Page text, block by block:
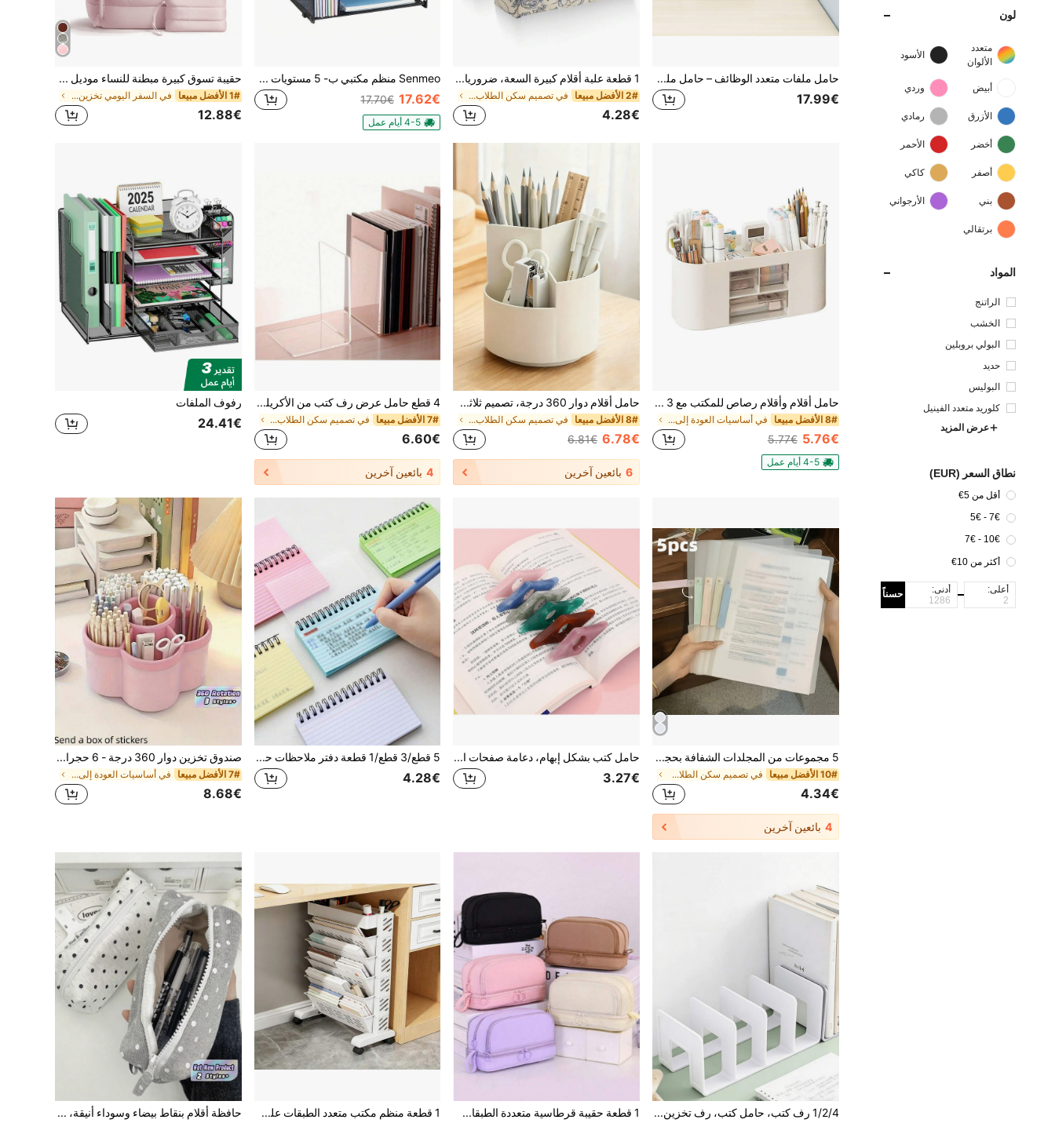
لون
متعدد
الألوان
الأسود
أبيض وردي
الأزرق رمادي
أخضر الأحمر
أصفر كاكي
بني الأرجواني
برتقالي
المواد
الراتنج
الخشب
البولي بروبلين
حديد
البوليس
كلوريد متعدد الفينيل
عرض المزيد
نطاق السعر (EUR)
أقل من 5€
7€ - 5€
10€ - 7€
أكثر من 10€
أعلى: أدنى: حسناً
حامل ملفات متعدد الوظائف – حامل ملفات للمكتب – يمكن وضعه أفقيًا أو عموديًا – لوح مركب من البولي فينيل كلوريد والخشب والبلاستيك – لوح ألياف عالي الكثافة – مقاوم للحريق – تصميم تخزين متعدد الطبقات – أبيض – 40 * 31 * 25 سم
17.99€
1 قطعة علبة أقلام كبيرة السعة، ضروريات السكن، هدية عيد ميلاد وعطلات للنساء، منظم قرطاسية للمعلمين، منظم لوازم المكتب، حامل أقلام لا يبهت، ملحقات منظم المكتب، لوازم الفصل المدرسي، قرطاسية مكتبية جميلة
2# الأفضل مبيعا في تصميم سكن الطلاب تخزين المكتب المنزلي
4.28€
Senmeo منظم مكتبي ب- 5 مستويات وأقسام عمودية للوصول السهل - مع مقبض للحمل، نظام تقسيم، طلاء مقاوم للصدأ وعالي الحرارة، وبناء متين - مثالي للمكتب والمنزل والمدرسة كملحقات قرطاسية
17.62€
17.70€
4-5 أيام عمل
حقيبة تسوق كبيرة مبطنة للنساء موديل 2026 - تصميم متعدد الأقسام مع حامل كوب وجيب للكمبيوتر المحمول، مناسبة للتنقل والرحلات القصيرة والخروجات نهاية الأسبوع، ضرورية للسفر في الربيع، حقيبة عمل لعيد الحب، حقيبة تنقل، حقيبة سفر عصرية نهاية الأسبوع، هدية للمرأة
1# الأفضل مبيعا في السفر اليومي تخزين المكتب المنزلي
12.88€
حامل أقلام وأقلام رصاص للمكتب مع 3 أدراج، صناديق تخزين متعددة الوظائف، صناديق تخزين سطح المكتب، صناديق تخزين مستحضرات التجميل
8# الأفضل مبيعا في أساسيات العودة إلى المدرسة تخزين المكتب المنزلي
5.76€
5.77€
4-5 أيام عمل
حامل أقلام دوار 360 درجة، تصميم ثلاثي الأقسام، علبة أقلام دوارة كبيرة السعة لتنظيم المكتب، مناسبة للمكتب والمدرسة ومستلزمات الفن
8# الأفضل مبيعا في تصميم سكن الطلاب تخزين المكتب المنزلي
6.78€
6.81€
6 بائعين آخرين
4 قطع حامل عرض رف كتب من الأكريليك الشفاف، منظم تخزين شفاف، مناسب للمكتب والمنزل ومتجر التجزئة وغرفة النوم، رف تخزين كتب الكوميكس والأقراص المدمجة والمجلات، العودة إلى المدرسة
7# الأفضل مبيعا في تصميم سكن الطلاب تخزين المكتب المنزلي
6.60€
4 بائعين آخرين
رفوف الملفات
24.41€
5 مجموعات من المجلدات الشفافة بحجم A4 ذات الفتحة الجانبية الدوارة، مقاومة للماء والغبار، منظم مستندات مناسب لملفات المدرسة والمستندات المكتبية وأوراق الفن ولوازم المدرسة، مجلد مستندات بسيط، حامل السيرة الذاتية، لوازم مكتبية بسعة كبيرة، تخزين على المكتب، منظم الملفات، لوازم المكتب، إكسسوارات المكتب، لوازم التدريس للمعلمين، العودة إلى المدرسة، لوازم التعلم، كتاب الملصقات، التخزين، القرطاسية، ضروريات الفصل الدراسي للمعلمين
10# الأفضل مبيعا في تصميم سكن الطلاب تخزين المكتب المنزلي
4.34€
4 بائعين آخرين
حامل كتب بشكل إبهام، دعامة صفحات الكتاب، لوازم مدرسية، مساعد القراءة، إكسسوارات الكتب للطلاب، فواصل كتب مريحة، لوازم مدرسية، العودة إلى المدرسة
3.27€
5 قطع/3 قطع/1 قطعة دفتر ملاحظات حلزوني بسيط مبطن بصفحات ملونة، تجليد قابل للتمزيق، لون عشوائي، لوازم مكتبية دفتر يوميات قرطاسية دفتر ملاحظات العودة إلى المدرسة
4.28€
صندوق تخزين دوار 360 درجة - 6 حجرات صندوق تخزين من البلاستيك البولي بروبلين المتين (مع ملصقات)، هدية عيد مثالية، مناسب لتخزين فرش المكياج والأقلام وغيرها من الاكسسوارات - مناسب للمكاتب والحمامات وطاولات التزيين وديكور المنزل، يتميز بتصميم مدمج وجودة ممتازة.
7# الأفضل مبيعا في أساسيات العودة إلى المدرسة تخزين المكتب المنزلي
8.68€
1/2/4 رف كتب، حامل كتب، رف تخزين المكتب، صندوق تخزين 4 شبكات، رف كتب بحاجز سميك، منظم القرطاسية، رف المطبخ، ملصقات بطاقات، مناسب للطالب والمكتب والمطبخ والحمام والمستحضرات 1 قطعة حقيبة قرطاسية متعددة الطبقات بسعة كبيرة مع 4 سحابات، يمكن وضعها بشكل عمودي على المكتب، سهلة الحمل، مع مقبض، مناسبة للمكتب والمدرسة والجامعة والبالغين، باللون الأسود، هدية العودة إلى المدرسة، لوازم التعلم، حقيبة أقلام، حقيبة ظهر 1 قطعة منظم مكتب متعدد الطبقات على عجلات، رف تخزين ملفات مكتبي بلاستيكي، رف كتب على عجلات للاستخدام المنزلي والمكتبي حافظة أقلام بنقاط بيضاء وسوداء أنيقة، حقيبة أقلام ذات سعة كبيرة للطلاب، عودة إلى المدرسة